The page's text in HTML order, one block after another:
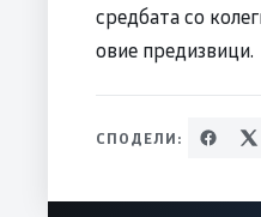
средбата со
овие предизвици.
СПОДЕЛИ: